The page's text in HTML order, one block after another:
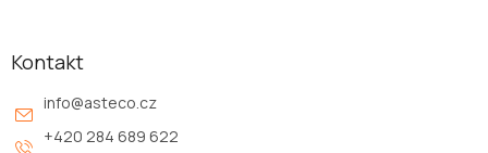
Kontakt
info@asteco.cz
+420 284 689 622